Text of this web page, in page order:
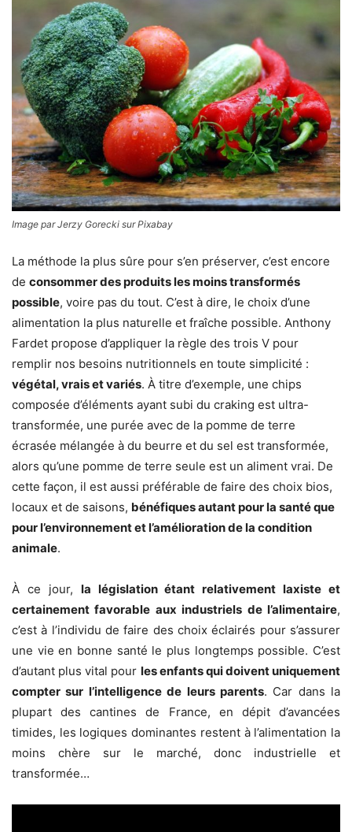
Image par Jerzy Gorecki sur Pixabay
La méthode la plus sûre pour s’en préserver, c’est encore
de consommer des produits les moins transformés
possible, voire pas du tout. C’est à dire, le choix d’une
alimentation la plus naturelle et fraîche possible. Anthony
Fardet propose d’appliquer la règle des trois V pour
remplir nos besoins nutritionnels en toute simplicité :
végétal, vrais et variés. À titre d’exemple, une chips
composée d’éléments ayant subi du craking est ultra-
transformée, une purée avec de la pomme de terre
écrasée mélangée à du beurre et du sel est transformée,
alors qu’une pomme de terre seule est un aliment vrai. De
cette façon, il est aussi préférable de faire des choix bios,
locaux et de saisons, bénéfiques autant pour la santé que
pour l’environnement et l’amélioration de la condition
animale.
À ce jour, la législation étant relativement laxiste et
certainement favorable aux industriels de l’alimentaire,
c’est à l’individu de faire des choix éclairés pour s’assurer
une vie en bonne santé le plus longtemps possible. C’est
d’autant plus vital pour les enfants qui doivent uniquement
compter sur l’intelligence de leurs parents. Car dans la
plupart des cantines de France, en dépit d’avancées
timides, les logiques dominantes restent à l’alimentation la
moins chère sur le marché, donc industrielle et
transformée…